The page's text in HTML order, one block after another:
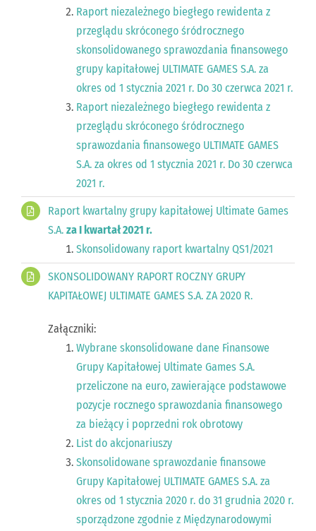
Raport niezależnego biegłego rewidenta z
przeglądu skróconego śródrocznego
skonsolidowanego sprawozdania finansowego
grupy kapitałowej ULTIMATE GAMES S.A. za
okres od 1 stycznia 2021 r. Do 30 czerwca 2021 r.
Raport niezależnego biegłego rewidenta z
przeglądu skróconego śródrocznego
sprawozdania finansowego ULTIMATE GAMES
S.A. za okres od 1 stycznia 2021 r. Do 30 czerwca
2021 r.
Raport kwartalny grupy kapitałowej Ultimate Games
S.A.za I kwartał 2021 r.
Skonsolidowany raport kwartalny QS1/2021
SKONSOLIDOWANY RAPORT ROCZNY GRUPY
KAPITAŁOWEJ ULTIMATE GAMES S.A. ZA 2020 R.
Załączniki:
Wybrane skonsolidowane dane Finansowe
Grupy Kapitałowej Ultimate Games S.A.
przeliczone na euro, zawierające podstawowe
pozycje rocznego sprawozdania finansowego
za bieżący i poprzedni rok obrotowy
List do akcjonariuszy
Skonsolidowane sprawozdanie finansowe
Grupy Kapitałowej ULTIMATE GAMES S.A. za
okres od 1 stycznia 2020 r. do 31 grudnia 2020 r.
sporządzone zgodnie z Międzynarodowymi